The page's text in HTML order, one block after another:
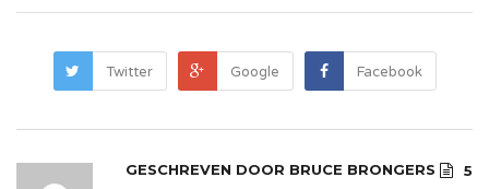
Twitter Google Facebook
GESCHREVEN DOOR BRUCE BRONGERS
5